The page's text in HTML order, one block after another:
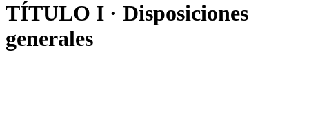
TÍTULO I · Disposiciones
generales